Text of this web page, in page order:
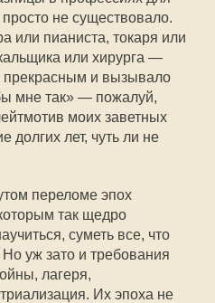
не существовало.
или пианиста, токаря или
или хирурга —
прекрасным и вызывало
мне так» — пожалуй,
моих заветных
долгих лет, чуть ли не
переломе эпох
так щедро
суметь все, что
Но уж зато и требования
лагеря,
Их эпоха не